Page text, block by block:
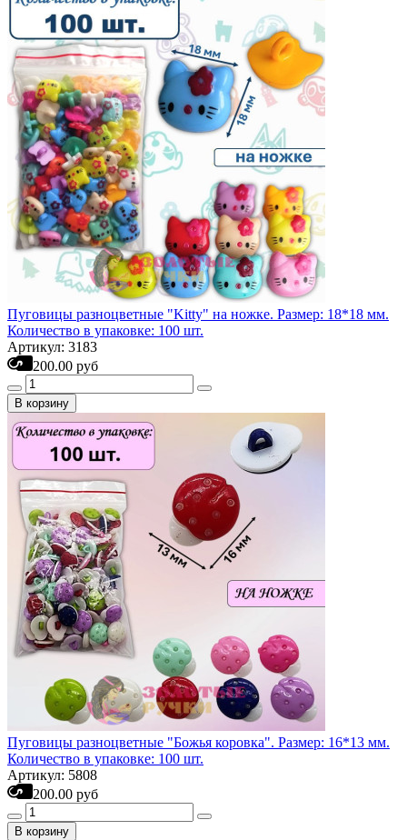
Пуговицы разноцветные "Kitty" на ножке. Размер: 18*18 мм.
Количество в упаковке: 100 шт.
Артикул: 3183
200.00 руб
В корзину
Пуговицы разноцветные "Божья коровка". Размер: 16*13 мм.
Количество в упаковке: 100 шт.
Артикул: 5808
200.00 руб
В корзину